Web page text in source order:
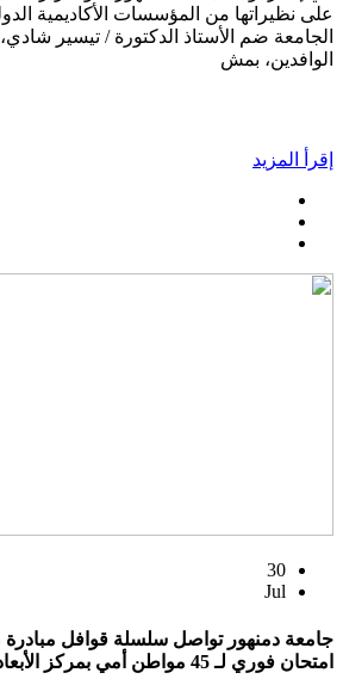
على نظيراتها من المؤسسات الأكاديمية
الجامعة ضم الأستاذ الدكتورة / تيسير شادي،
الوافدين، بمش
إقرأ المزيد
30
Jul
جامعة دمنهور تواصل سلسلة قوافل مبادرة
امتحان فوري لـ 45 مواطن أمي بمركز الأبعادية ب